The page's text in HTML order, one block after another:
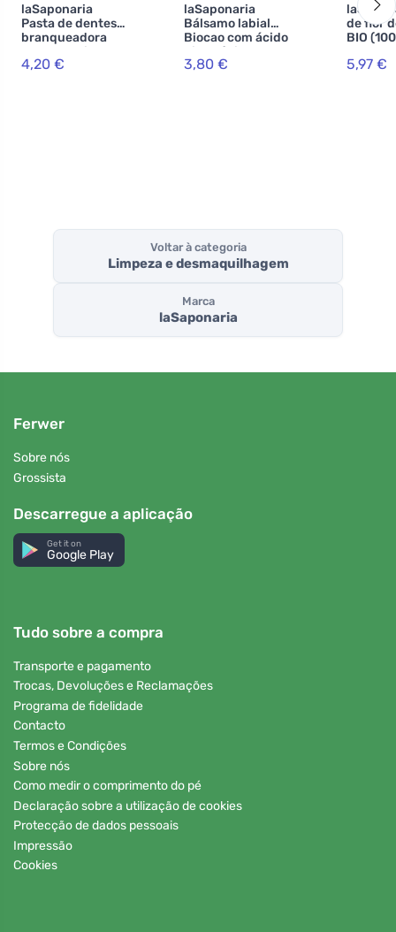
laSaponaria
Pasta de dentes
branqueadora
WonderWhite -
BIO de menta e
4,20 €
laSaponaria
Bálsamo labial
Biocao com ácido
hialurónico BIO
(5,7 ml)
3,80 €
de flor
BIO
5,97 €
Voltar à categoria
Limpeza e desmaquilhagem
Marca
laSaponaria
Ferwer
Sobre nós
Grossista
Descarregue a aplicação
Get it on
Google Play
Tudo sobre a compra
Transporte e pagamento
Trocas, Devoluções e Reclamações
Programa de fidelidade
Contacto
Termos e Condições
Sobre nós
Como medir o comprimento do pé
Declaração sobre a utilização de cookies
Protecção de dados pessoais
Impressão
Cookies